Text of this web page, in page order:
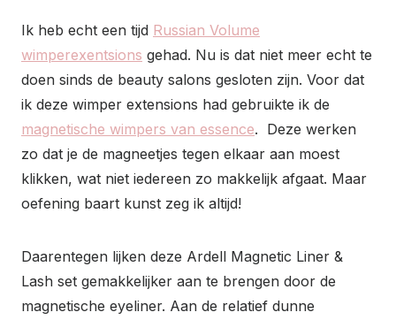
Ik heb echt een tijd Russian Volume
wimperexentsions gehad. Nu is dat niet meer echt te
doen sinds de beauty salons gesloten zijn. Voor dat
ik deze wimper extensions had gebruikte ik de
magnetische wimpers van essence. Deze werken
zo dat je de magneetjes tegen elkaar aan moest
klikken, wat niet iedereen zo makkelijk afgaat. Maar
oefening baart kunst zeg ik altijd!
Daarentegen lijken deze Ardell Magnetic Liner &
Lash set gemakkelijker aan te brengen door de
magnetische eyeliner. Aan de relatief dunne